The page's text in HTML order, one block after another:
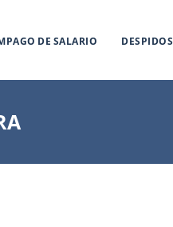
DE SALARIO DESPIDOS